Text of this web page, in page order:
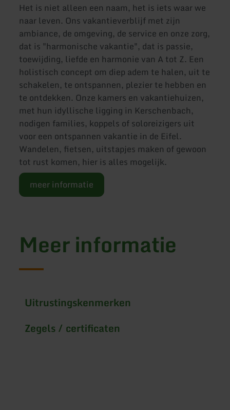
Het is niet alleen een naam, het is iets waar we
naar leven. Ons vakantieverblijf met zijn
ambiance, de omgeving, de service en onze zorg,
dat is "harmonische vakantie", dat is passie,
toewijding, liefde en harmonie van A tot Z. Een
holistisch concept om diep adem te halen, uit te
schakelen, te ontspannen, plezier te hebben en
te ontdekken. Onze kamers en vakantiehuizen,
met hun idyllische ligging in Kerschenbach,
nodigen families, koppels of soloreizigers uit
voor een ontspannen vakantie in de Eifel.
Wandelen, fietsen, uitstapjes maken of gewoon
tot rust komen, hier is alles mogelijk.
meer informatie
Meer informatie
Uitrustingskenmerken
Zegels / certificaten